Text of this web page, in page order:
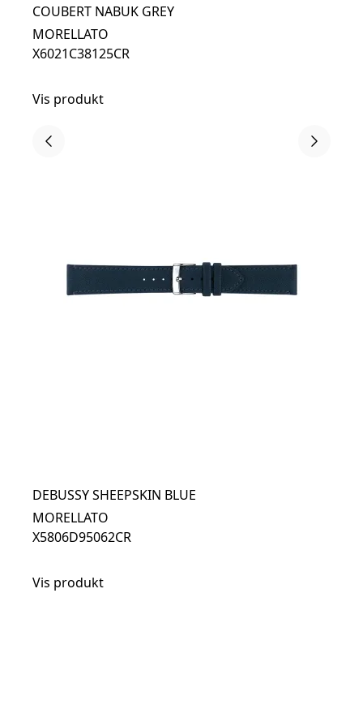
COUBERT NABUK GREY
MORELLATO
X6021C38125CR
Vis produkt
DEBUSSY SHEEPSKIN BLUE
MORELLATO
X5806D95062CR
Vis produkt